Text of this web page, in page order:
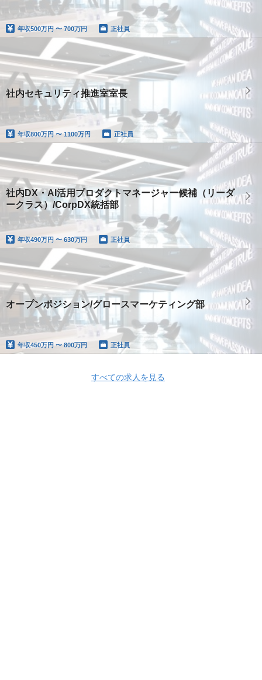
年収500万円 〜 700万円 正社員
社内セキュリティ推進室室長
年収800万円 〜 1100万円 正社員
社内DX・AI活用プロダクトマネージャー候補（リーダ
ークラス）/CorpDX統括部
年収490万円 〜 630万円 正社員
オープンポジション/グロースマーケティング部
年収450万円 〜 800万円 正社員
すべての求人を見る